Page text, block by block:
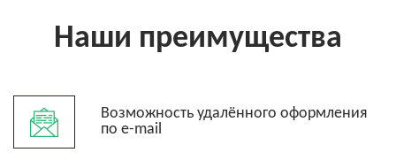
Наши преимущества
Возможность удалённого оформления
по e-mail